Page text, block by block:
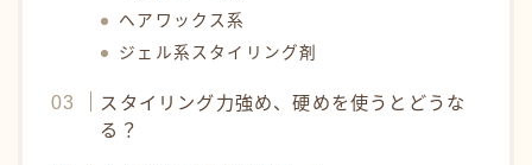
ヘアワックス系
ジェル系スタイリング剤
スタイリング力強め、硬めを使うとどうな
る？